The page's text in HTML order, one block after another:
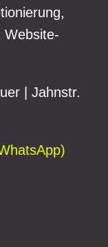
Website-
| Jahnstr.